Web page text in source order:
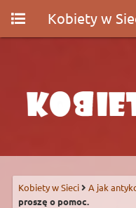
Kobiety w
Kobiety w Sieci A jak
proszę o pomoc.